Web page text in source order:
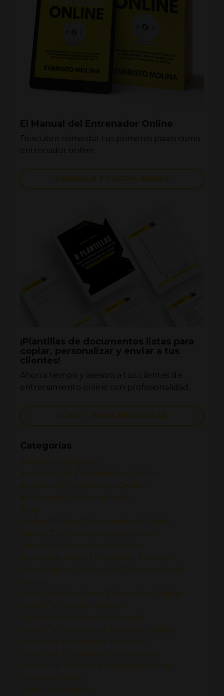
Descubre cómo dar tus primeros pasos como
entrenador online
CONSIGUE TU COPIA AHORA
Ahorra tiempo y asesora a tus clientes de
entrenamiento online con profesionalidad.
CLICK 👉🏼 PARA DESCARGAR
Todas las categorías
Academia De Entrenadores Online
Academia Entrenadores Online
Adherencia Entrenamiento
Blog
Captar Clientes Entrenamiento Online
Cliente De Entrenamiento Online
Clientes Entrenamiento Online
Comenzar Como Entrenador Personal
Como Captar Clientes De Entrenamiento
Online
Como Trabajar Como Entrenador Online
Curso Entrenador Online
Curso Entrenamiento Personal
Curso Entrenamiento Personal Online
Cómo Ser Entrenador Personal
Cómo Ser Entrenador Sin Inversión
Cómo Vivir Del Entrenamiento Online
Descarga Gratis
Dolor De Hombro